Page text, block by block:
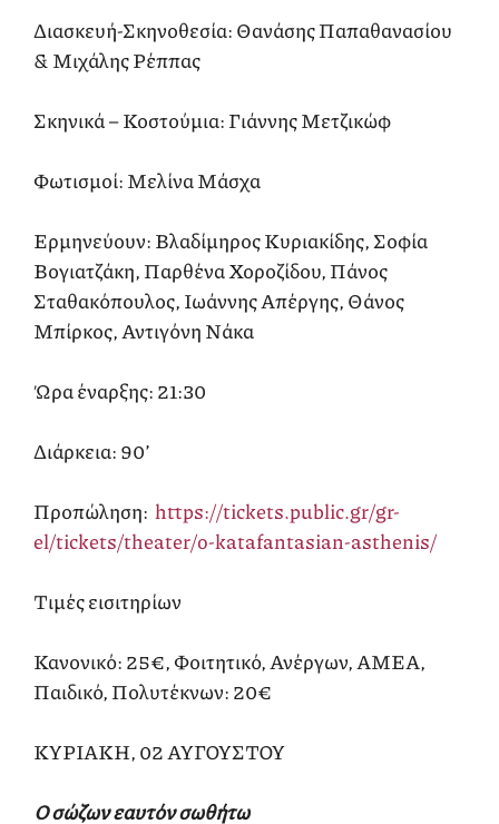
Διασκευή-Σκηνοθεσία: Θανάσης Παπαθανασίου
& Μιχάλης Ρέππας
Σκηνικά – Κοστούμια: Γιάννης Μετζικώφ
Φωτισμοί: Μελίνα Μάσχα
Ερμηνεύουν: Βλαδίμηρος Κυριακίδης, Σοφία
Βογιατζάκη, Παρθένα Χοροζίδου, Πάνος
Σταθακόπουλος, Ιωάννης Απέργης, Θάνος
Μπίρκος, Αντιγόνη Νάκα
Ώρα έναρξης: 21:30
Διάρκεια: 90’
Προπώληση: https://tickets.public.gr/gr-
el/tickets/theater/o-katafantasian-asthenis/
Τιμές εισιτηρίων
Κανονικό: 25€, Φοιτητικό, Ανέργων, ΑΜΕΑ,
Παιδικό, Πολυτέκνων: 20€
ΚΥΡΙΑΚΗ, 02 ΑΥΓΟΥΣΤΟΥ
Ο σώζων εαυτόν σωθήτω